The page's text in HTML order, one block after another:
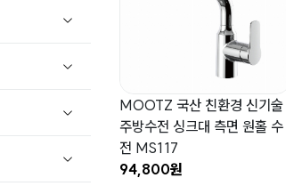
MOOTZ 국산 친환경 신기술
주방수전 싱크대 측면 원홀 수
전 MS117
94,800원